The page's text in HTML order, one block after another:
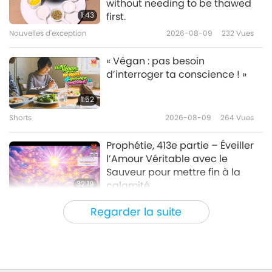
40:07
Nouvelles d'exception
2388
Regarder la suite
1:43
without needing to be thawed
first.
Nouvelles d'exception 2026-08-09 232Vues
1:52
« Végan : pas besoin
d’interroger ta conscience ! »
Shorts 2026-08-09 264 Vues
32:19
Prophétie, 413e partie – Éveiller
l’Amour Véritable avec le
Sauveur pour mettre fin à la
calamité
Série en plusieurs parties sur les
anciennes prédictions à propos de notre
2026-08-09
32:43